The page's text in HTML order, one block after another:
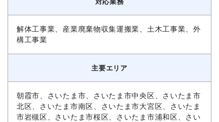
解体工事業、産業廃棄物収集運搬業、土木工事業、外
構工事業
主要エリア
朝霞市、さいたま市、さいたま市中央区、さいたま市
北区、さいたま市南区、さいたま市大宮区、さいたま
市岩槻区、さいたま市桜区、さいたま市浦和区、さい